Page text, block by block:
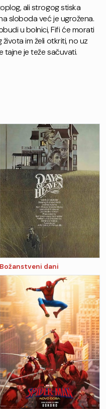
ali strogog stiska
sloboda već je ugrožena.
u bolnici, Fifi će morati
im želi otkriti, no uz
tajne je teže sačuvati.
Božanstveni dani